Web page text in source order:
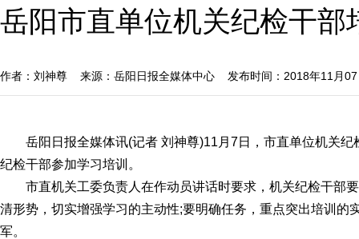
岳阳市直单位机关纪检干部
作者：刘神尊 来源：岳阳日报全媒体中心 发布时间：2018年11月
岳阳日报全媒体讯(记者 刘神尊)11月7日，市直单位机关纪
纪检干部参加学习培训。
市直机关工委负责人在作动员讲话时要求，机关纪检干部
清形势，切实增强学习的主动性;要明确任务，重点突出培训的
军。